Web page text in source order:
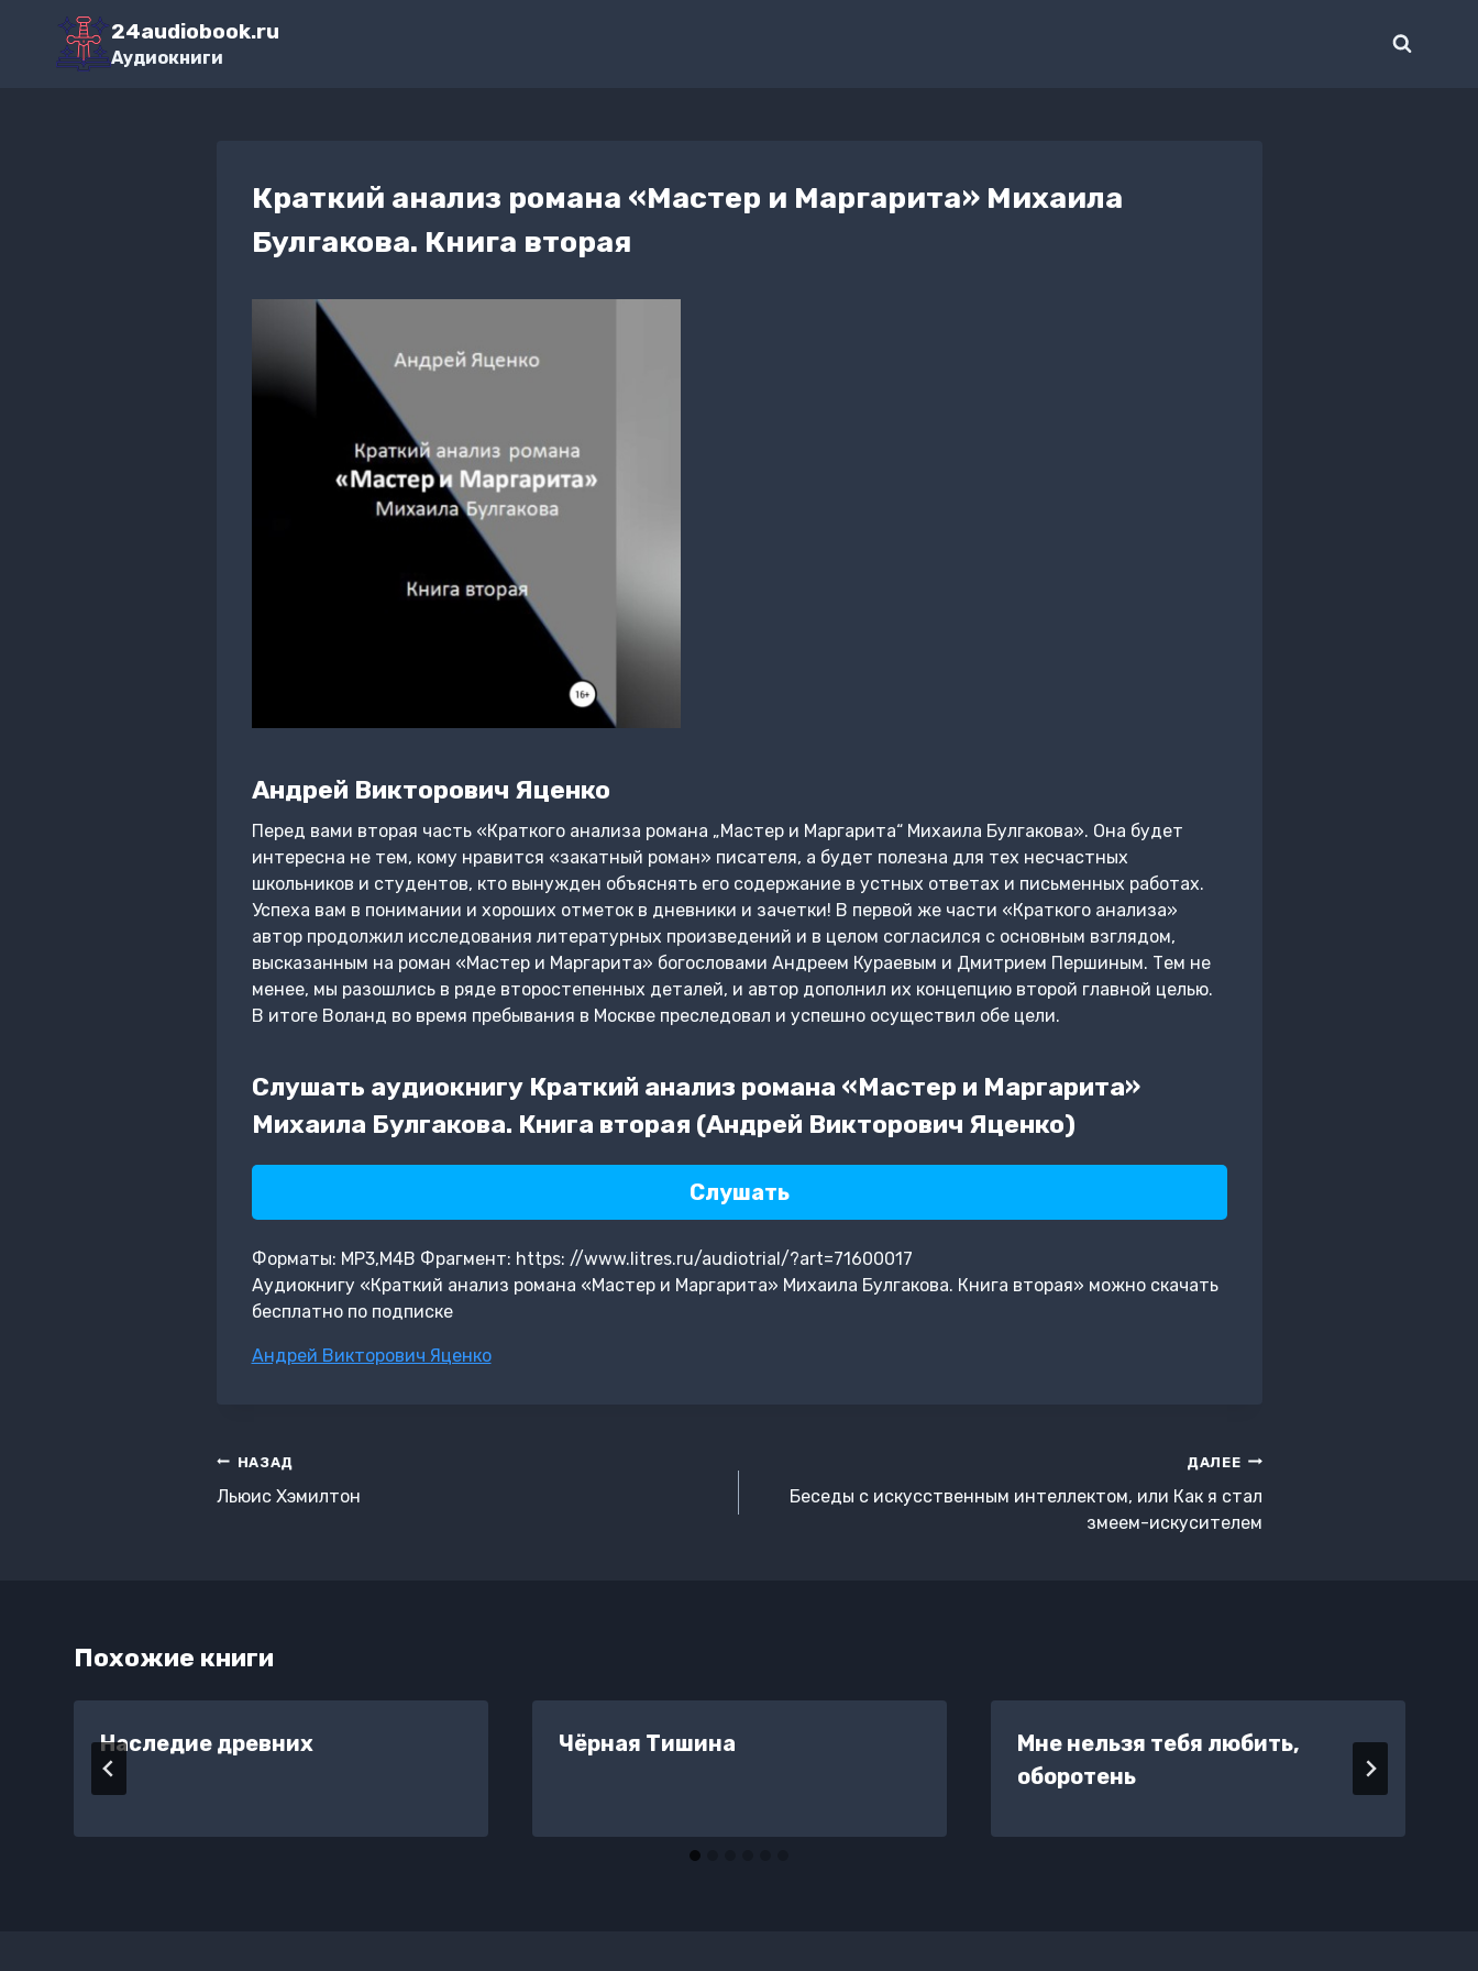
Перейти
содержимому
24audiobook.ru
Аудиокниги
Краткий анализ романа «Мастер и Маргарита» Михаила
Булгакова. Книга вторая
Андрей Викторович Яценко
Перед вами вторая часть «Краткого анализа романа „Мастер и Маргарита“ Михаила Булгакова». Она будет
интересна не тем, кому нравится «закатный роман» писателя, а будет полезна для тех несчастных
школьников и студентов, кто вынужден объяснять его содержание в устных ответах и письменных работах.
Успеха вам в понимании и хороших отметок в дневники и зачетки! В первой же части «Краткого анализа»
автор продолжил исследования литературных произведений и в целом согласился с основным взглядом,
высказанным на роман «Мастер и Маргарита» богословами Андреем Кураевым и Дмитрием Першиным. Тем не
менее, мы разошлись в ряде второстепенных деталей, и автор дополнил их концепцию второй главной целью.
В итоге Воланд во время пребывания в Москве преследовал и успешно осуществил обе цели.
Слушать аудиокнигу Краткий анализ романа «Мастер и Маргарита»
Михаила Булгакова. Книга вторая (Андрей Викторович Яценко)
Слушать
Форматы: MP3,M4B Фрагмент: https: //www.litres.ru/audiotrial/?art=71600017
Аудиокнигу «Краткий анализ романа «Мастер и Маргарита» Михаила Булгакова. Книга вторая» можно скачать
бесплатно по подписке
Метки
Андрей Викторович Яценко
Навигация
по
НАЗАД
Льюис Хэмилтон
ДАЛЕЕ
Беседы с искусственным интеллектом, или Как я стал
змеем-искусителем
Похожие книги
Наследие древних Чёрная Тишина
Мне нельзя тебя любить,
оборотень